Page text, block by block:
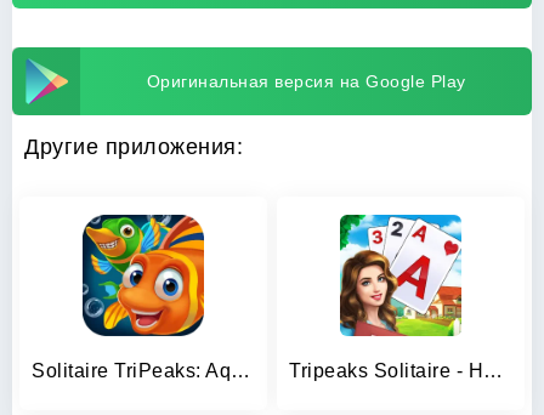
Оригинальная версия на Google Play
Другие приложения:
Solitaire TriPeaks: Aquarium Tripeaks Solitaire - Home Town